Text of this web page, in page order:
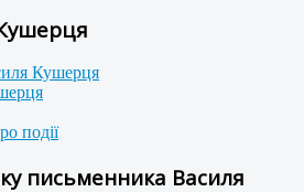
Кушерця
події
письменника Василя